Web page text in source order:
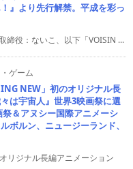
』より先行解禁。平成を彩っ
締役：ないこ、以下「VOISIN ...
ゲーム
NEW」初のオリジナル長
は宇宙人』世界3映画祭に選
＆アヌシー国際アニメーシ
ボルン、ニュージーランド、
リジナル長編アニメーション